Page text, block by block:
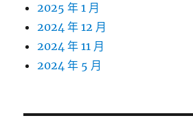
2025 年 1 月
2024 年 12 月
2024 年 11 月
2024 年 5 月